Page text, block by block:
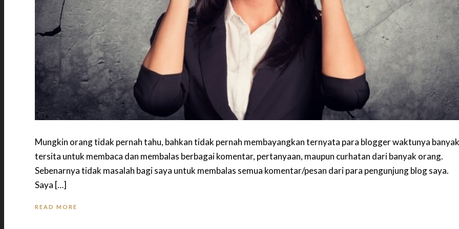
Mungkin orang tidak pernah tahu, bahkan tidak pernah membayangkan ternyata para blogger waktunya banyak
tersita untuk membaca dan membalas berbagai komentar, pertanyaan, maupun curhatan dari banyak orang.
Sebenarnya tidak masalah bagi saya untuk membalas semua komentar/pesan dari para pengunjung blog saya.
Saya […]
READ MORE